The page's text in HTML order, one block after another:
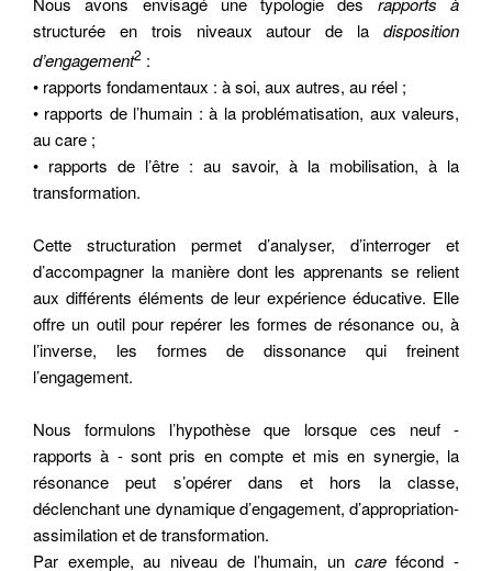
structurée en trois niveaux autour de la disposition
d’engagement2 :
• rapports fondamentaux : à soi, aux autres, au réel ;
• rapports de l’humain : à la problématisation, aux valeurs,
au care ;
• rapports de l’être : au savoir, à la mobilisation, à la
transformation.
Cette structuration permet d’analyser, d’interroger et
d’accompagner la manière dont les apprenants se relient
aux différents éléments de leur expérience éducative. Elle
offre un outil pour repérer les formes de résonance ou, à
l’inverse, les formes de dissonance qui freinent
l’engagement.
Nous formulons l’hypothèse que lorsque ces neuf -
rapports à - sont pris en compte et mis en synergie, la
résonance peut s’opérer dans et hors la classe,
déclenchant une dynamique d’engagement, d’appropriation-
assimilation et de transformation.
Par exemple, au niveau de l’humain, un carefécond -
Citer cet article Fermer
MANOUBA, J.-N. (2026) Résonances
éducatives et accompagnement
Contacter